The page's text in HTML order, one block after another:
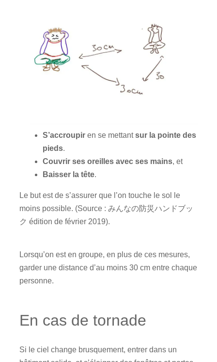
S’accroupir en se mettantsur la pointe des
pieds.
Couvrir ses oreilles avec ses mains, et
Baisser la tête.
Le but est de s’assurer que l’on touche le sol le
moins possible. (Source : みんなの防災ハンドブッ
ク édition de février 2019).
Lorsqu’on est en groupe, en plus de ces mesures,
garder une distance d’au moins 30 cm entre chaque
personne.
En cas de tornade
Si le ciel change brusquement, entrer dans un